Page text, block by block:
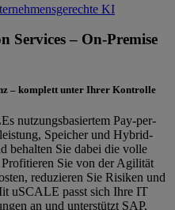
KI
Services – On-Premise
– komplett unter Ihrer Kontrolle
nutzungsbasiertem Pay-per-
Speicher und Hybrid-
behalten Sie dabei die volle
Sie von der Agilität
reduzieren Sie Risiken und
uSCALE passt sich Ihre IT
an und unterstützt SAP,